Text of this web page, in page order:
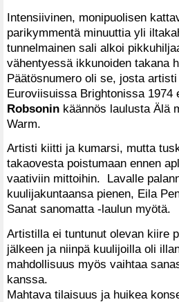
Intensiivinen, monipuolisen
parikymmentä minuuttia yli
tunnelmainen sali alkoi
vähentyessä ikkunoiden takana
Päätösnumero oli se, josta
Euroviisuissa Brightonissa 1974
Robsonin käännös laulusta Älä
Warm.
Artisti kiitti ja kumarsi, mutta
takaovesta poistumaan ennen
vaativiin mittoihin. Lavalle
kuulijakuntaansa pienen, Eila
Sanat sanomatta -laulun myötä.
Artistilla ei tuntunut olevan kiire
jälkeen ja niinpä kuulijoilla oli
mahdollisuus myös vaihtaa
kanssa.
Mahtava tilaisuus ja huikea